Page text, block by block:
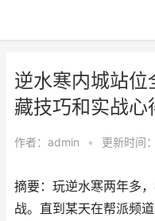
逆水寒内城站
藏技巧和实战心
作者： admin • 更新时间
摘要：玩逆水寒两年多
战。直到某天在帮派频